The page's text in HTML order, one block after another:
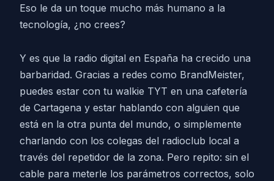
Eso le da un toque mucho más humano a la
tecnología, ¿no crees?
Y es que la radio digital en España ha crecido una
barbaridad. Gracias a redes como BrandMeister,
puedes estar con tu walkie TYT en una cafetería
de Cartagena y estar hablando con alguien que
está en la otra punta del mundo, o simplemente
charlando con los colegas del radioclub local a
través del repetidor de la zona. Pero repito: sin el
cable para meterle los parámetros correctos, solo